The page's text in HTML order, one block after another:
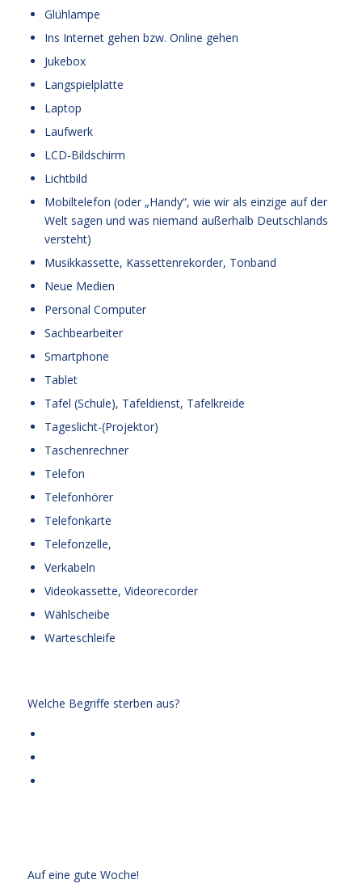
Glühlampe
Ins Internet gehen bzw. Online gehen
Jukebox
Langspielplatte
Laptop
Laufwerk
LCD-Bildschirm
Lichtbild
Mobiltelefon (oder „Handy“, wie wir als einzige auf der
Welt sagen und was niemand außerhalb Deutschlands
versteht)
Musikkassette, Kassettenrekorder, Tonband
Neue Medien
Personal Computer
Sachbearbeiter
Smartphone
Tablet
Tafel (Schule), Tafeldienst, Tafelkreide
Tageslicht-(Projektor)
Taschenrechner
Telefon
Telefonhörer
Telefonkarte
Telefonzelle,
Verkabeln
Videokassette, Videorecorder
Wählscheibe
Warteschleife
Welche Begriffe sterben aus?
Auf eine gute Woche!